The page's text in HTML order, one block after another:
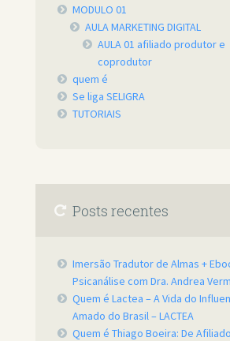
MODULO 01
AULA MARKETING DIGITAL
AULA 01 afiliado produtor e
coprodutor
quem é
Se liga SELIGRA
TUTORIAIS
Posts recentes
Imersão Tradutor de Almas +
Psicanálise com Dra. Andrea
Quem é Lactea – A Vida do
Amado do Brasil – LACTEA
Quem é Thiago Boeira: De